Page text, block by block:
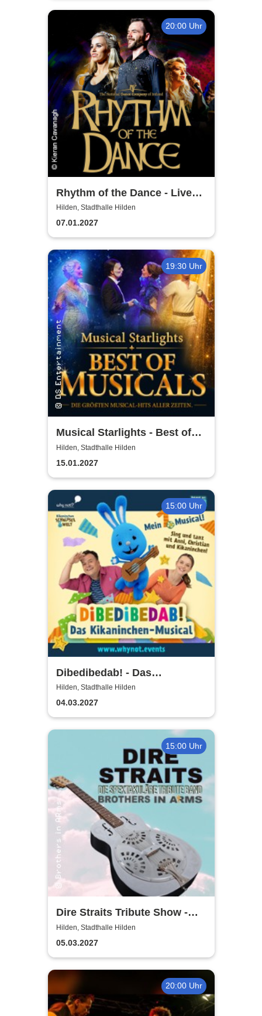
20:00 Uhr
Rhythm of the Dance - Live
2027
Hilden, Stadthalle Hilden
07.01.2027
19:30 Uhr
Musical Starlights - Best of
Musicals
Hilden, Stadthalle Hilden
15.01.2027
15:00 Uhr
Dibedibedab! - Das
Kikaninchen-Musical
Hilden, Stadthalle Hilden
04.03.2027
15:00 Uhr
Dire Straits Tribute Show -
Brothers in Arms
Hilden, Stadthalle Hilden
05.03.2027
20:00 Uhr